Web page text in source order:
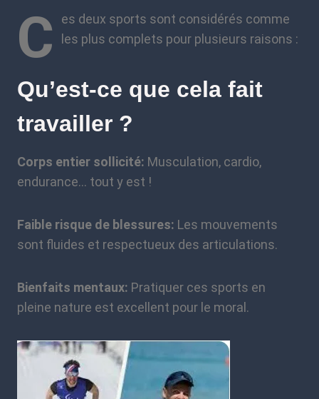
C
es deux sports sont considérés comme
les plus complets pour plusieurs raisons :
Qu’est-ce que cela fait
travailler ?
Corps entier sollicité: Musculation, cardio,
endurance… tout y est !
Faible risque de blessures: Les mouvements
sont fluides et respectueux des articulations.
Bienfaits mentaux: Pratiquer ces sports en
pleine nature est excellent pour le moral.